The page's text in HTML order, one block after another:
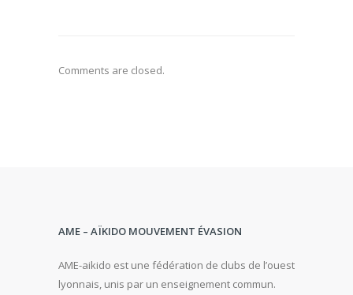
Comments are closed.
AME – AÏKIDO MOUVEMENT ÉVASION
AME-aikido est une fédération de clubs de l’ouest
lyonnais, unis par un enseignement commun.